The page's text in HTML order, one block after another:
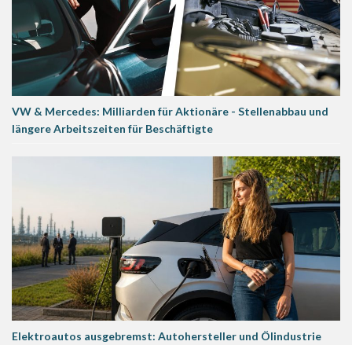
VW & Mercedes: Milliarden für Aktionäre - Stellenabbau und
längere Arbeitszeiten für Beschäftigte
Elektroautos ausgebremst: Autohersteller und Ölindustrie